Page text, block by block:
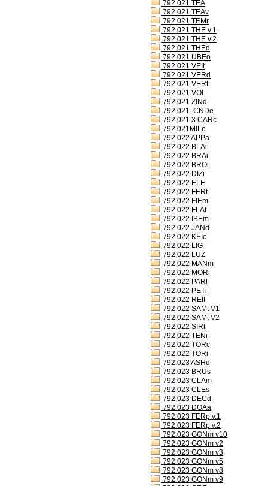
792.021 TEA
792.021 TEAv
792.021 TEMr
792.021 THE v.1
792.021 THE v.2
792.021 THEd
792.021 UBEo
792.021 VEIt
792.021 VERd
792.021 VERt
792.021 VOI
792.021 ZINd
792.021. CNDe
792.021.3 CARc
792.021MILe
792.022 APPa
792.022 BLAi
792.022 BRAi
792.022 BROl
792.022 DIZi
792.022 ELE
792.022 FERt
792.022 FIEm
792.022 FLAt
792.022 IBEm
792.022 JANd
792.022 KEIc
792.022 LIG
792.022 LUZ
792.022 MANm
792.022 MORi
792.022 PARl
792.022 PETi
792.022 REIt
792.022 SAMt V1
792.022 SAMt V2
792.022 SIRl
792.022 TENi
792.022 TORc
792.022 TORi
792.023 ASHd
792.023 BRUs
792.023 CLAm
792.023 CLEs
792.023 DECd
792.023 DOAa
792.023 FERp v.1
792.023 FERp v.2
792.023 GONm v10
792.023 GONm v2
792.023 GONm v3
792.023 GONm v5
792.023 GONm v8
792.023 GONm v9